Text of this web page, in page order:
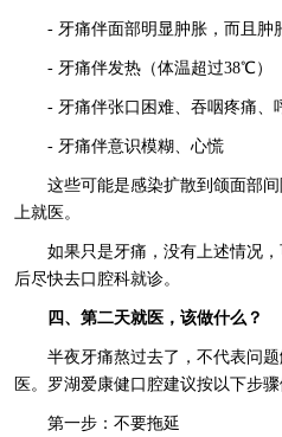
- 牙痛伴面部明显肿胀，而且肿
- 牙痛伴发热（体温超过38℃）
- 牙痛伴张口困难、吞咽疼痛、
- 牙痛伴意识模糊、心慌
这些可能是感染扩散到颌面部
上就医。
如果只是牙痛，没有上述情况
后尽快去口腔科就诊。
四、第二天就医，该做什么？
半夜牙痛熬过去了，不代表问
医。罗湖爱康健口腔建议按以下步骤
第一步：不要拖延